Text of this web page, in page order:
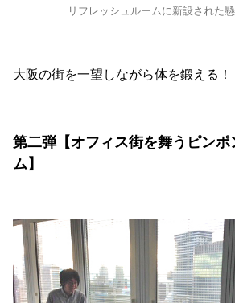
リフレッシュルームに新設された
大阪の街を一望しながら体を鍛える！
第二弾【オフィス街を舞うピン
ム】